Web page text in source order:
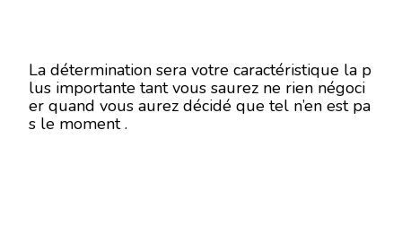
La détermination sera votre caractéristique la p
lus importante tant vous saurez ne rien négoci
er quand vous aurez décidé que tel n’en est pa
s le moment .